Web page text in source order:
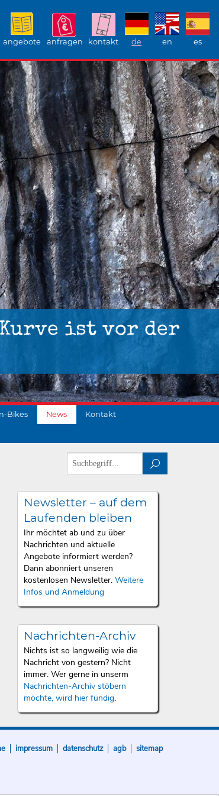
angebote anfragen kontakt de en es
ist vor der
Bikes News Kontakt
Newsletter – auf dem
Laufenden bleiben
Ihr möchtet ab und zu über
Nachrichten und aktuelle
Angebote informiert werden?
Dann abonniert unseren
kostenlosen Newsletter. Weitere
Infos und Anmeldung
Nachrichten-Archiv
Nichts ist so langweilig wie die
Nachricht von gestern? Nicht
immer. Wer gerne in unserm
Nachrichten-Archiv stöbern
möchte, wird hier fündig.
impressum datenschutz agb sitemap